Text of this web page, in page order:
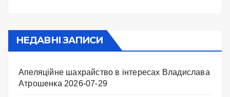
НЕДАВНІ ЗАПИСИ
Апеляційне шахрайство в інтересах Владислава
Атрошенка 2026-07-29